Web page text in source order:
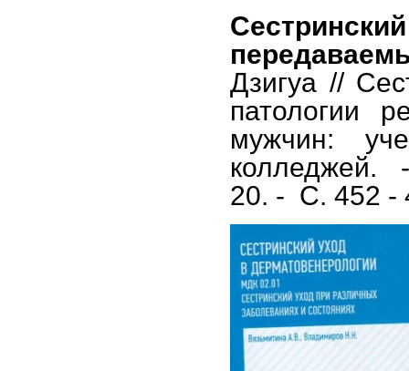
Дзигуа //
патологии
мужчин:
колледжей.
20. - С. 452 -